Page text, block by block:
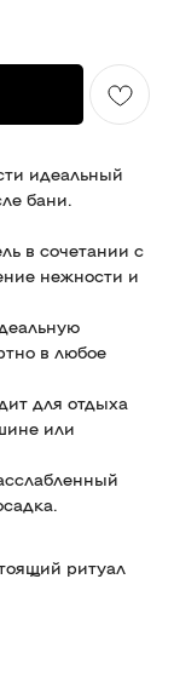
идеальный
бани.
в сочетании с
нежности и
в любое
для отдыха
или
ритуал